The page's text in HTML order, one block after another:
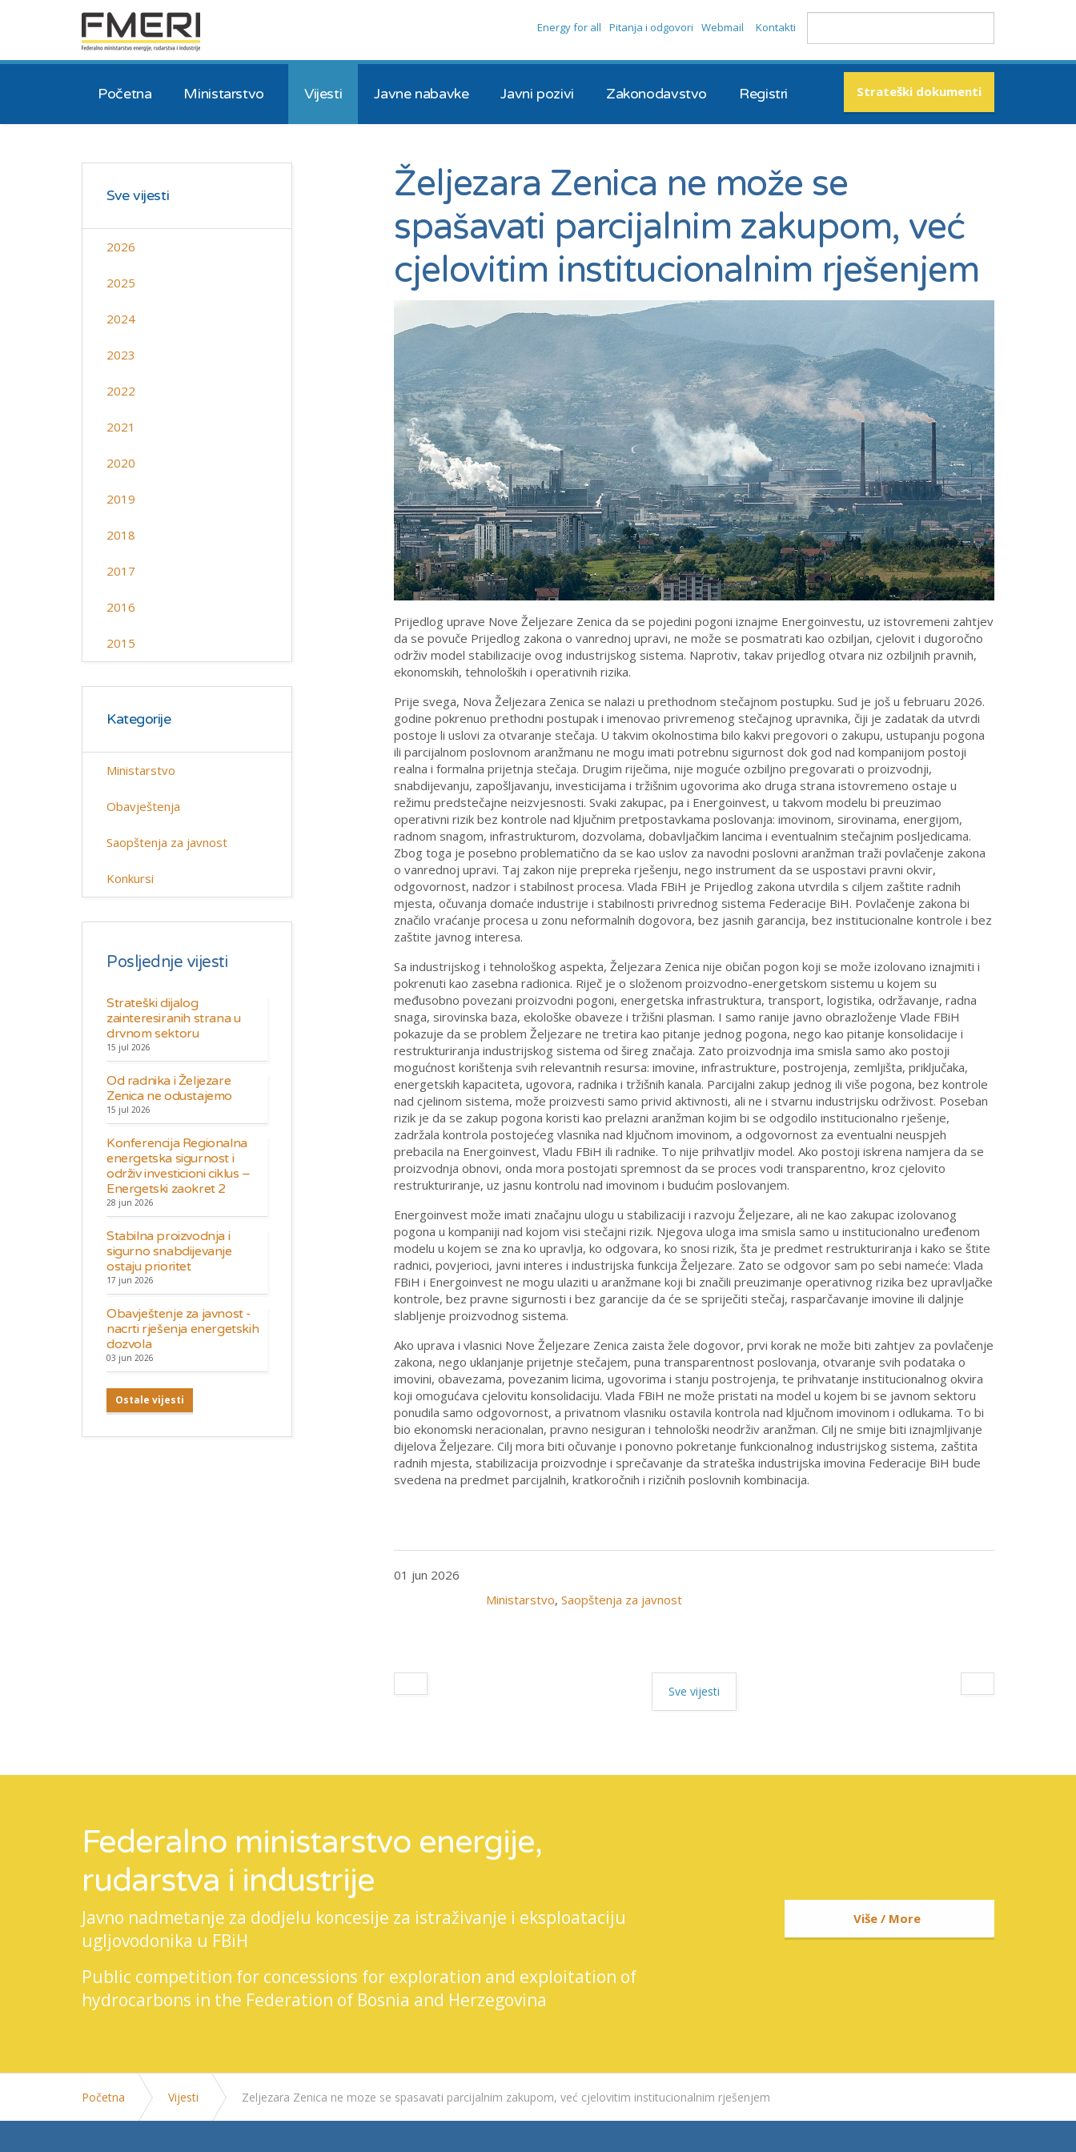
Strateški dokumenti
Početna Ministarstvo Vijesti Javne nabavke Javni pozivi Zakonodavstvo Registri
Energy for all Pitanja i odgovori Webmail Kontakti
Željezara Zenica ne može se
spašavati parcijalnim zakupom, već
cjelovitim institucionalnim rješenjem
Prijedlog uprave Nove Željezare Zenica da se pojedini pogoni iznajme Energoinvestu, uz istovremeni zahtjev
da se povuče Prijedlog zakona o vanrednoj upravi, ne može se posmatrati kao ozbiljan, cjelovit i dugoročno
održiv model stabilizacije ovog industrijskog sistema. Naprotiv, takav prijedlog otvara niz ozbiljnih pravnih,
ekonomskih, tehnoloških i operativnih rizika.
Prije svega, Nova Željezara Zenica se nalazi u prethodnom stečajnom postupku. Sud je još u februaru 2026.
godine pokrenuo prethodni postupak i imenovao privremenog stečajnog upravnika, čiji je zadatak da utvrdi
postoje li uslovi za otvaranje stečaja. U takvim okolnostima bilo kakvi pregovori o zakupu, ustupanju pogona
ili parcijalnom poslovnom aranžmanu ne mogu imati potrebnu sigurnost dok god nad kompanijom postoji
realna i formalna prijetnja stečaja. Drugim riječima, nije moguće ozbiljno pregovarati o proizvodnji,
snabdijevanju, zapošljavanju, investicijama i tržišnim ugovorima ako druga strana istovremeno ostaje u
režimu predstečajne neizvjesnosti. Svaki zakupac, pa i Energoinvest, u takvom modelu bi preuzimao
operativni rizik bez kontrole nad ključnim pretpostavkama poslovanja: imovinom, sirovinama, energijom,
radnom snagom, infrastrukturom, dozvolama, dobavljačkim lancima i eventualnim stečajnim posljedicama.
Zbog toga je posebno problematično da se kao uslov za navodni poslovni aranžman traži povlačenje zakona
o vanrednoj upravi. Taj zakon nije prepreka rješenju, nego instrument da se uspostavi pravni okvir,
odgovornost, nadzor i stabilnost procesa. Vlada FBiH je Prijedlog zakona utvrdila s ciljem zaštite radnih
mjesta, očuvanja domaće industrije i stabilnosti privrednog sistema Federacije BiH. Povlačenje zakona bi
značilo vraćanje procesa u zonu neformalnih dogovora, bez jasnih garancija, bez institucionalne kontrole i bez
zaštite javnog interesa.
Sa industrijskog i tehnološkog aspekta, Željezara Zenica nije običan pogon koji se može izolovano iznajmiti i
pokrenuti kao zasebna radionica. Riječ je o složenom proizvodno-energetskom sistemu u kojem su
međusobno povezani proizvodni pogoni, energetska infrastruktura, transport, logistika, održavanje, radna
snaga, sirovinska baza, ekološke obaveze i tržišni plasman. I samo ranije javno obrazloženje Vlade FBiH
pokazuje da se problem Željezare ne tretira kao pitanje jednog pogona, nego kao pitanje konsolidacije i
restrukturiranja industrijskog sistema od šireg značaja. Zato proizvodnja ima smisla samo ako postoji
mogućnost korištenja svih relevantnih resursa: imovine, infrastrukture, postrojenja, zemljišta, priključaka,
energetskih kapaciteta, ugovora, radnika i tržišnih kanala. Parcijalni zakup jednog ili više pogona, bez kontrole
nad cjelinom sistema, može proizvesti samo privid aktivnosti, ali ne i stvarnu industrijsku održivost. Poseban
rizik je da se zakup pogona koristi kao prelazni aranžman kojim bi se odgodilo institucionalno rješenje,
zadržala kontrola postojećeg vlasnika nad ključnom imovinom, a odgovornost za eventualni neuspjeh
prebacila na Energoinvest, Vladu FBiH ili radnike. To nije prihvatljiv model. Ako postoji iskrena namjera da se
proizvodnja obnovi, onda mora postojati spremnost da se proces vodi transparentno, kroz cjelovito
restrukturiranje, uz jasnu kontrolu nad imovinom i budućim poslovanjem.
Energoinvest može imati značajnu ulogu u stabilizaciji i razvoju Željezare, ali ne kao zakupac izolovanog
pogona u kompaniji nad kojom visi stečajni rizik. Njegova uloga ima smisla samo u institucionalno uređenom
modelu u kojem se zna ko upravlja, ko odgovara, ko snosi rizik, šta je predmet restrukturiranja i kako se štite
radnici, povjerioci, javni interes i industrijska funkcija Željezare. Zato se odgovor sam po sebi nameće: Vlada
FBiH i Energoinvest ne mogu ulaziti u aranžmane koji bi značili preuzimanje operativnog rizika bez upravljačke
kontrole, bez pravne sigurnosti i bez garancije da će se spriječiti stečaj, rasparčavanje imovine ili daljnje
slabljenje proizvodnog sistema.
Ako uprava i vlasnici Nove Željezare Zenica zaista žele dogovor, prvi korak ne može biti zahtjev za povlačenje
zakona, nego uklanjanje prijetnje stečajem, puna transparentnost poslovanja, otvaranje svih podataka o
imovini, obavezama, povezanim licima, ugovorima i stanju postrojenja, te prihvatanje institucionalnog okvira
koji omogućava cjelovitu konsolidaciju. Vlada FBiH ne može pristati na model u kojem bi se javnom sektoru
ponudila samo odgovornost, a privatnom vlasniku ostavila kontrola nad ključnom imovinom i odlukama. To bi
bio ekonomski neracionalan, pravno nesiguran i tehnološki neodrživ aranžman. Cilj ne smije biti iznajmljivanje
dijelova Željezare. Cilj mora biti očuvanje i ponovno pokretanje funkcionalnog industrijskog sistema, zaštita
radnih mjesta, stabilizacija proizvodnje i sprečavanje da strateška industrijska imovina Federacije BiH bude
svedena na predmet parcijalnih, kratkoročnih i rizičnih poslovnih kombinacija.
01 jun 2026
Ministarstvo, Saopštenja za javnost
Sve vijesti
Sve vijesti
2026
2025
2024
2023
2022
2021
2020
2019
2018
2017
2016
2015
Kategorije
Ministarstvo
Obavještenja
Saopštenja za javnost
Konkursi
Posljednje vijesti
Strateški dijalog
zainteresiranih strana u
drvnom sektoru
15 jul 2026
Od radnika i Željezare
Zenica ne odustajemo
15 jul 2026
Konferencija Regionalna
energetska sigurnost i
održiv investicioni ciklus –
Energetski zaokret 2
28 jun 2026
Stabilna proizvodnja i
sigurno snabdijevanje
ostaju prioritet
17 jun 2026
Obavještenje za javnost -
nacrti rješenja energetskih
dozvola
03 jun 2026
Ostale vijesti
Federalno ministarstvo energije,
rudarstva i industrije
Javno nadmetanje za dodjelu koncesije za istraživanje i eksploataciju
ugljovodonika u FBiH
Public competition for concessions for exploration and exploitation of
hydrocarbons in the Federation of Bosnia and Herzegovina
Više / More
Početna Vijesti Zeljezara Zenica ne moze se spasavati parcijalnim zakupom, već cjelovitim institucionalnim rješenjem